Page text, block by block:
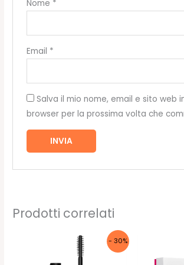
Nome *
Email *
Salva il mio nome, email e sito web
browser per la prossima volta che
Prodotti correlati
- 30%